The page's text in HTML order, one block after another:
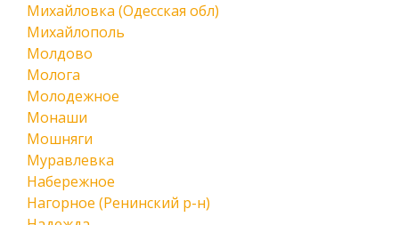
Михайловка (Одесская обл)
Михайлополь
Молдово
Молога
Молодежное
Монаши
Мошняги
Муравлевка
Набережное
Нагорное (Ренинский р-н)